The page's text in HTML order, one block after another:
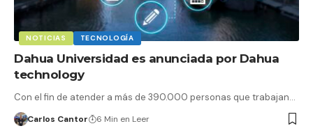
NOTICIAS TECNOLOGÍA
Dahua Universidad es anunciada por Dahua
technology
Con el fin de atender a más de 390.000 personas que trabajan…
Carlos Cantor 6 Min en Leer